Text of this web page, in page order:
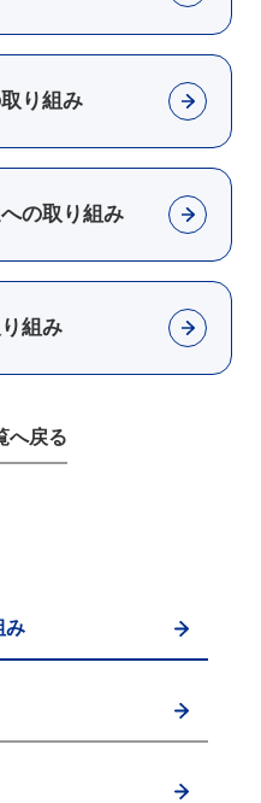
り組み
の取り組み
組み
へ戻る
み